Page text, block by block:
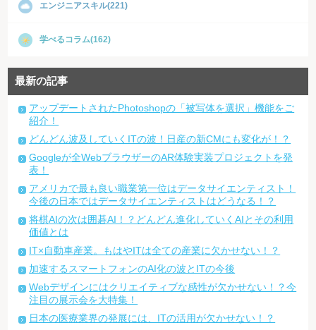
エンジニアスキル(221)
学べるコラム(162)
最新の記事
アップデートされたPhotoshopの「被写体を選択」機能をご
紹介！
どんどん波及していくITの波！日産の新CMにも変化が！？
Googleが全WebブラウザーのAR体験実装プロジェクトを発
表！
アメリカで最も良い職業第一位はデータサイエンティスト！
今後の日本ではデータサイエンティストはどうなる！？
将棋AIの次は囲碁AI！？どんどん進化していくAIとその利用
価値とは
IT×自動車産業。もはやITは全ての産業に欠かせない！？
加速するスマートフォンのAI化の波とITの今後
Webデザインにはクリエイティブな感性が欠かせない！？今
注目の展示会を大特集！
日本の医療業界の発展には、ITの活用が欠かせない！？